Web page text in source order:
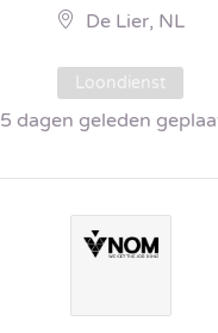
De Lier, NL
Loondienst
5 dagen geleden